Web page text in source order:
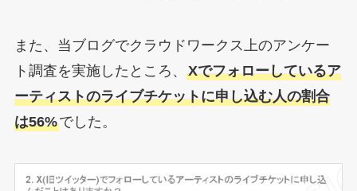
また、当ブログでクラウドワークス上のアンケー
ト調査を実施したところ、 Xでフォローしているア
ーティストのライブチケットに申し込む人の割合
は56%でした。